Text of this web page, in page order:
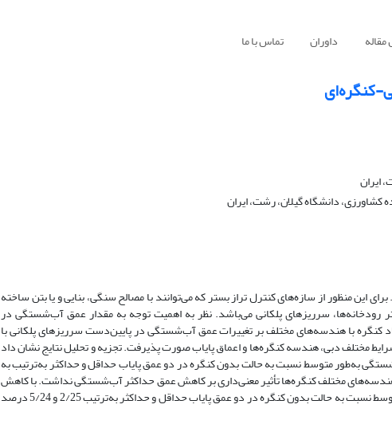
داوران تماس با ما
کنگره‌ای
ایران
دانشگاه گیلان، رشت، ایران
این منظور از سازه‌های کنترل تراز بستر که می‌توانند با مصالح سنگی، بنایی و یا بتن ساخته
رودخانه‌ها، سرریزهای پلکانی می‌باشد. نظر به اهمیت توجه به مقدار عمق آب‌شستگی در
کنگره با هندسه‌های مختلف بر تغییرات عمق آب‌شستگی در پایین‌دست سرریزهای پلکانی با
شرایط مختلف دبی، هندسه کنگره‌ها و اعماق پایاب صورت پذیرفت. تجزیه و تحلیل نتایج نشان داد
عمق حداکثر آب‌شستگی به‌طور متوسط نسبت به حالت بدون کنگره در دو عمق پایاب حداقل و حداکثر به‌ترتیب به
درصد کاهش می‌یابد. با تغییر شیب کارگذاری پلکان‌ها به 1:2، ایجاد هندسه‌های مختلف کنگره‌ها تأثیر معنی‌داری بر کاهش عمق حداکثر آب‌شستگی نداشت. با کاهش
شیب کارگذاری پلکان‌ها به 1:3 در بهترین هندسه، عمق حداکثر آب‌شستگی به‌طور متوسط نسبت به حالت بدون کنگره در دو عمق پایاب حداقل و حداکثر به‌ترتیب 2/25 و 5/24 درصد